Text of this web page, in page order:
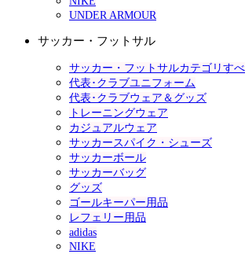
UNDER ARMOUR
サッカー・フットサル
サッカー・フットサルカテゴリす
代表･クラブユニフォーム
代表･クラブウェア＆グッズ
トレーニングウェア
カジュアルウェア
サッカースパイク・シューズ
サッカーボール
サッカーバッグ
グッズ
ゴールキーパー用品
レフェリー用品
adidas
NIKE